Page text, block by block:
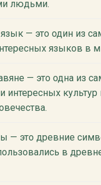
людьми.
— это один из
языков в
— это одна из
интересных культур
— это древние
в